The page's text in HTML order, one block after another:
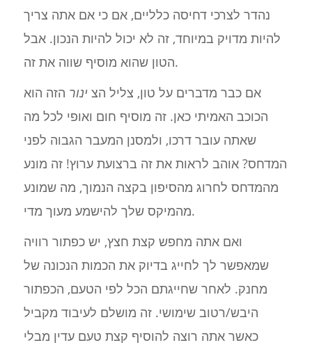
נהדר לצרכי דחיסה כלליים, אם כי אם אתה צריך
להיות מדויק במיוחד, זה לא יכול להיות הנכון. אבל
הטון שהוא מוסיף שווה את זה.
אם כבר מדברים על טון, צליל הצינור הזה הוא
הכוכב האמיתי כאן. זה מוסיף חום ואופי לכל מה
שאתה עובר דרכו, ולמסנן המעבר הגבוה לפני
המדחס? אוהב לראות את זה ברצועת ערוץ! זה מונע
מהמדחס לחרוג מהסיפון בקצה הנמוך, מה שמונע
מהמיקס שלך להישמע מעוך מדי.
ואם אתה מחפש קצת חצץ, יש כפתור רוויה
שמאפשר לך לחייג בדיוק את הכמות הנכונה של
מחנק. לאחר שחייגתם הכל לפי הטעם, הכפתור
היבש/רטוב שימושי. זה מושלם לעיבוד מקביל
כאשר אתה רוצה להוסיף קצת טעם עדין מבלי